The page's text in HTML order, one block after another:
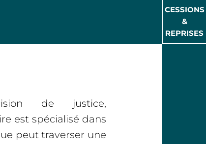
CESSIONS
&
REPRISES
de justice,
est spécialisé dans
peut traverser une